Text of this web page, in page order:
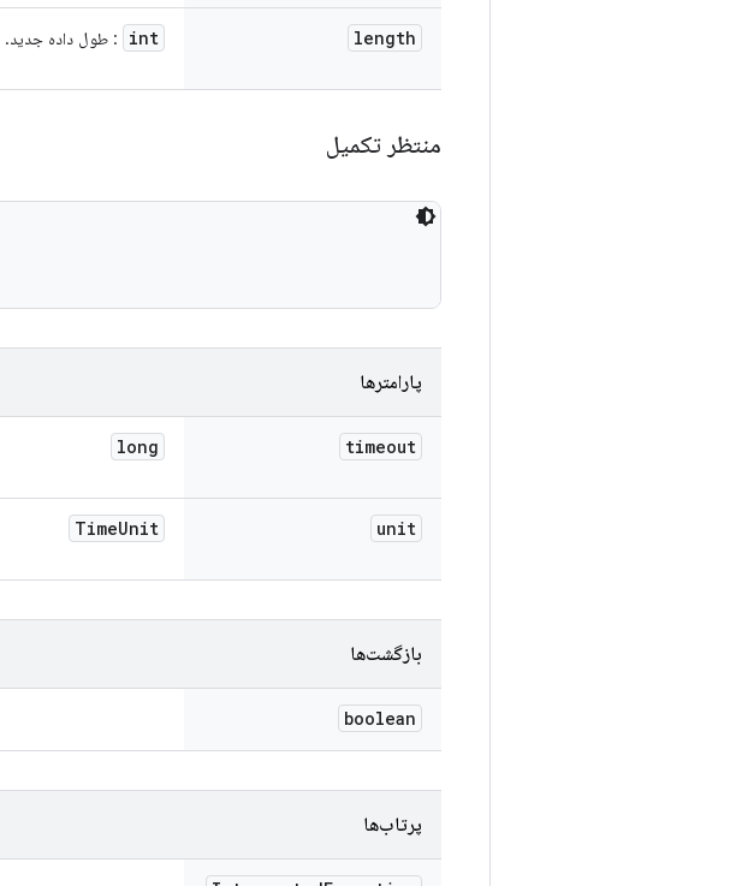
length
int : طول داده جدید.
منتظر تکمیل
پارامترها
timeout
long
unit
TimeUnit
بازگشت‌ها
boolean
پرتاب‌ها